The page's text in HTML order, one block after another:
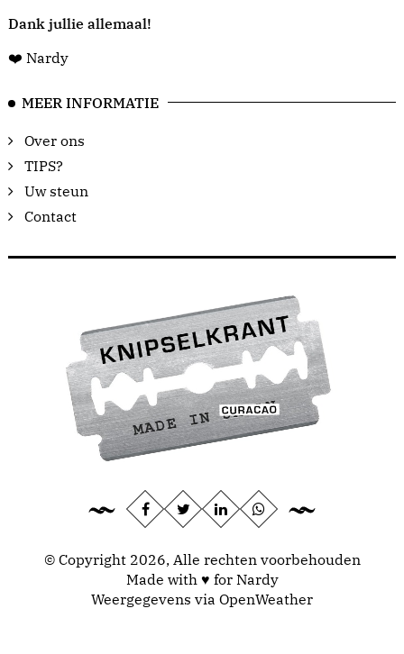
Dank jullie allemaal!
❤️ Nardy
MEER INFORMATIE
Over ons
TIPS?
Uw steun
Contact
© Copyright 2026, Alle rechten voorbehouden
Made with ♥ for Nardy
Weergegevens via OpenWeather